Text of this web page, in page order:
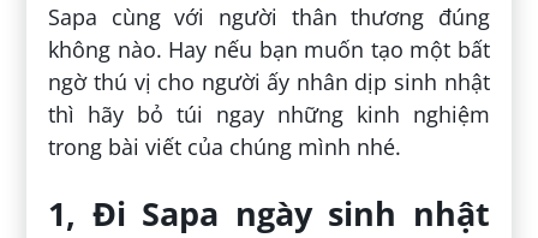
Sapa cùng với người thân thương đúng
không nào. Hay nếu bạn muốn tạo một bất
ngờ thú vị cho người ấy nhân dịp sinh nhật
thì hãy bỏ túi ngay những kinh nghiệm
trong bài viết của chúng mình nhé.
1, Đi Sapa ngày sinh nhật